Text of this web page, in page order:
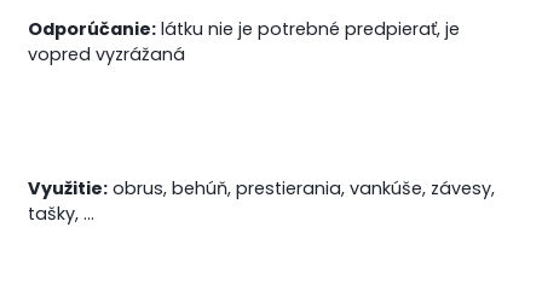
Odporúčanie: látku nie je potrebné predpierať, je
vopred vyzrážaná
Využitie: obrus, behúň, prestierania, vankúše, závesy,
tašky, ...